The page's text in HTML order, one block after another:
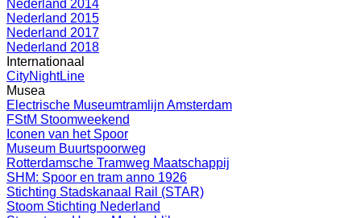
Nederland 2014
Nederland 2015
Nederland 2017
Nederland 2018
Internationaal
CityNightLine
Musea
Electrische Museumtramlijn Amsterdam
FStM Stoomweekend
Iconen van het Spoor
Museum Buurtspoorweg
Rotterdamsche Tramweg Maatschappij
SHM: Spoor en tram anno 1926
Stichting Stadskanaal Rail (STAR)
Stoom Stichting Nederland